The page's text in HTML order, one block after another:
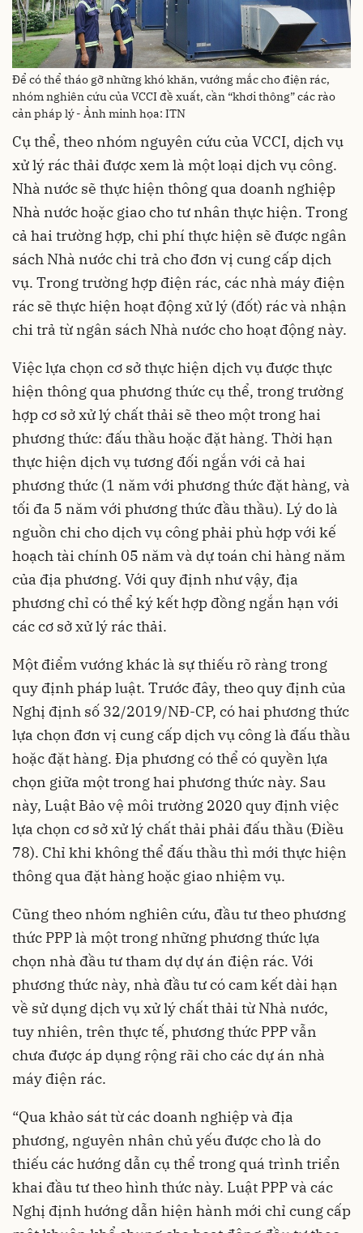
Để có thể tháo gỡ những khó khăn, vướng mắc cho điện rác,
nhóm nghiên cứu của VCCI đề xuất, cần “khơi thông” các rào
cản pháp lý - Ảnh minh họa: ITN
Cụ thể, theo nhóm nguyên cứu của VCCI, dịch vụ
xử lý rác thải được xem là một loại dịch vụ công.
Nhà nước sẽ thực hiện thông qua doanh nghiệp
Nhà nước hoặc giao cho tư nhân thực hiện. Trong
cả hai trường hợp, chi phí thực hiện sẽ được ngân
sách Nhà nước chi trả cho đơn vị cung cấp dịch
vụ. Trong trường hợp điện rác, các nhà máy điện
rác sẽ thực hiện hoạt động xử lý (đốt) rác và nhận
chi trả từ ngân sách Nhà nước cho hoạt động này.
Việc lựa chọn cơ sở thực hiện dịch vụ được thực
hiện thông qua phương thức cụ thể, trong trường
hợp cơ sở xử lý chất thải sẽ theo một trong hai
phương thức: đấu thầu hoặc đặt hàng. Thời hạn
thực hiện dịch vụ tương đối ngắn với cả hai
phương thức (1 năm với phương thức đặt hàng, và
tối đa 5 năm với phương thức đầu thầu). Lý do là
nguồn chi cho dịch vụ công phải phù hợp với kế
hoạch tài chính 05 năm và dự toán chi hàng năm
của địa phương. Với quy định như vậy, địa
phương chỉ có thể ký kết hợp đồng ngắn hạn với
các cơ sở xử lý rác thải.
Một điểm vướng khác là sự thiếu rõ ràng trong
quy định pháp luật. Trước đây, theo quy định của
Nghị định số 32/2019/NĐ-CP, có hai phương thức
lựa chọn đơn vị cung cấp dịch vụ công là đấu thầu
hoặc đặt hàng. Địa phương có thể có quyền lựa
chọn giữa một trong hai phương thức này. Sau
này, Luật Bảo vệ môi trường 2020 quy định việc
lựa chọn cơ sở xử lý chất thải phải đấu thầu (Điều
78). Chỉ khi không thể đấu thầu thì mới thực hiện
thông qua đặt hàng hoặc giao nhiệm vụ.
Cũng theo nhóm nghiên cứu, đầu tư theo phương
thức PPP là một trong những phương thức lựa
chọn nhà đầu tư tham dự dự án điện rác. Với
phương thức này, nhà đầu tư có cam kết dài hạn
về sử dụng dịch vụ xử lý chất thải từ Nhà nước,
tuy nhiên, trên thực tế, phương thức PPP vẫn
chưa được áp dụng rộng rãi cho các dự án nhà
máy điện rác.
“Qua khảo sát từ các doanh nghiệp và địa
phương, nguyên nhân chủ yếu được cho là do
thiếu các hướng dẫn cụ thể trong quá trình triển
khai đầu tư theo hình thức này. Luật PPP và các
Nghị định hướng dẫn hiện hành mới chỉ cung cấp